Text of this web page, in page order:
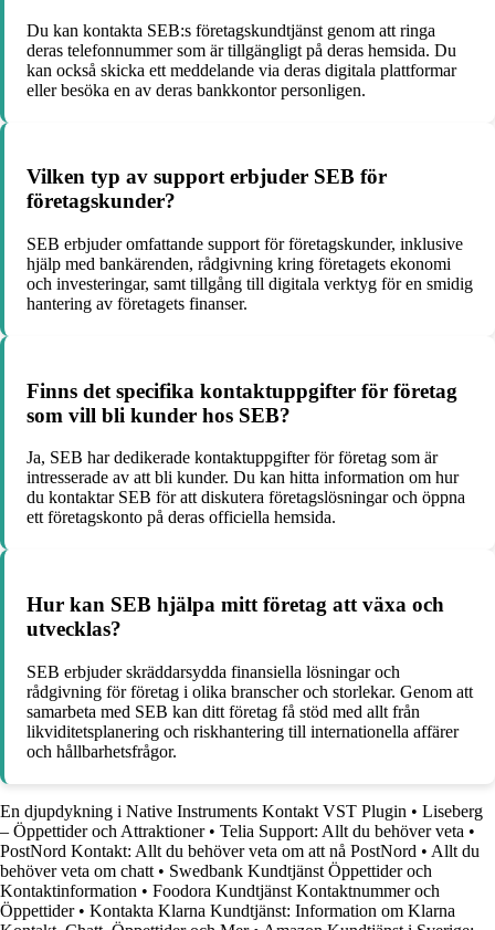
Du kan kontakta SEB:s företagskundtjänst genom att ringa
deras telefonnummer som är tillgängligt på deras hemsida. Du
kan också skicka ett meddelande via deras digitala plattformar
eller besöka en av deras bankkontor personligen.
Vilken typ av support erbjuder SEB för
företagskunder?
SEB erbjuder omfattande support för företagskunder, inklusive
hjälp med bankärenden, rådgivning kring företagets ekonomi
och investeringar, samt tillgång till digitala verktyg för en smidig
hantering av företagets finanser.
Finns det specifika kontaktuppgifter för företag
som vill bli kunder hos SEB?
Ja, SEB har dedikerade kontaktuppgifter för företag som är
intresserade av att bli kunder. Du kan hitta information om hur
du kontaktar SEB för att diskutera företagslösningar och öppna
ett företagskonto på deras officiella hemsida.
Hur kan SEB hjälpa mitt företag att växa och
utvecklas?
SEB erbjuder skräddarsydda finansiella lösningar och
rådgivning för företag i olika branscher och storlekar. Genom att
samarbeta med SEB kan ditt företag få stöd med allt från
likviditetsplanering och riskhantering till internationella affärer
och hållbarhetsfrågor.
En djupdykning i Native Instruments Kontakt VST Plugin • Liseberg
– Öppettider och Attraktioner• Telia Support: Allt du behöver veta •
PostNord Kontakt: Allt du behöver veta om att nå PostNord • Allt du
behöver veta om chatt • Swedbank Kundtjänst Öppettider och
Kontaktinformation • Foodora Kundtjänst Kontaktnummer och
Öppettider• Kontakta Klarna Kundtjänst: Information om Klarna